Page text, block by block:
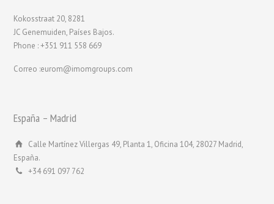
Kokosstraat 20, 8281
JC Genemuiden, Países Bajos.
Phone : +351 911 558 669
Correo :eurom@imomgroups.com
España – Madrid
Calle Martínez Villergas 49, Planta 1, Oficina 104, 28027 Madrid,
España.
+34 691 097 762